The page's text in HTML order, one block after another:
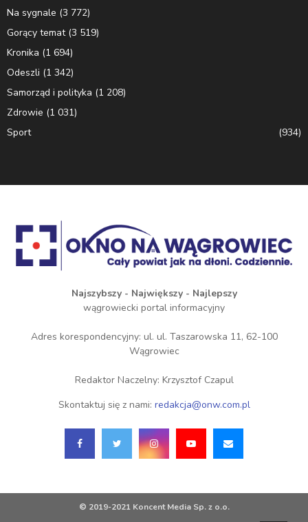
Na sygnale (3 772)
Gorący temat(3 519)
Kronika (1 694)
Odeszli (1 342)
Samorząd i polityka (1 208)
Zdrowie (1 031)
Sport
(934)
Najszybszy - Największy - Najlepszy
wągrowiecki portal informacyjny
Adres korespondencyjny: ul. ul. Taszarowska 11, 62-100
Wągrowiec
Redaktor Naczelny: Krzysztof Czapul
Skontaktuj się z nami: redakcja@onw.com.pl
© 2019-2021 Koncent Media Sp. z o.o.